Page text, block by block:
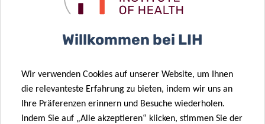
zusammenführt, um eine einheitliche Plattform für
schaffen. Aufbauend auf dem bestehenden
WEITERE INFORMATIONEN
Willkommen bei LIH
Wir verwenden Cookies auf unserer Website, um Ihnen
die relevanteste Erfahrung zu bieten, indem wir uns an
Ihre Präferenzen erinnern und Besuche wiederholen.
Indem Sie auf „Alle akzeptieren“ klicken, stimmen Sie der